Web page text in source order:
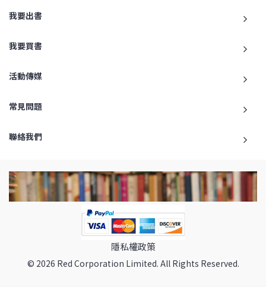
我要出書
我要買書
活動傳媒
常見問題
聯絡我們
隱私權政策
© 2026 Red Corporation Limited. All Rights Reserved.